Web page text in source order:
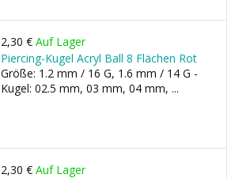
2,30 € Auf Lager
Piercing-Kugel Acryl Ball 8 Flächen Rot
Größe: 1.2 mm / 16 G, 1.6 mm / 14 G -
Kugel: 02.5 mm, 03 mm, 04 mm, ...
2,30 € Auf Lager